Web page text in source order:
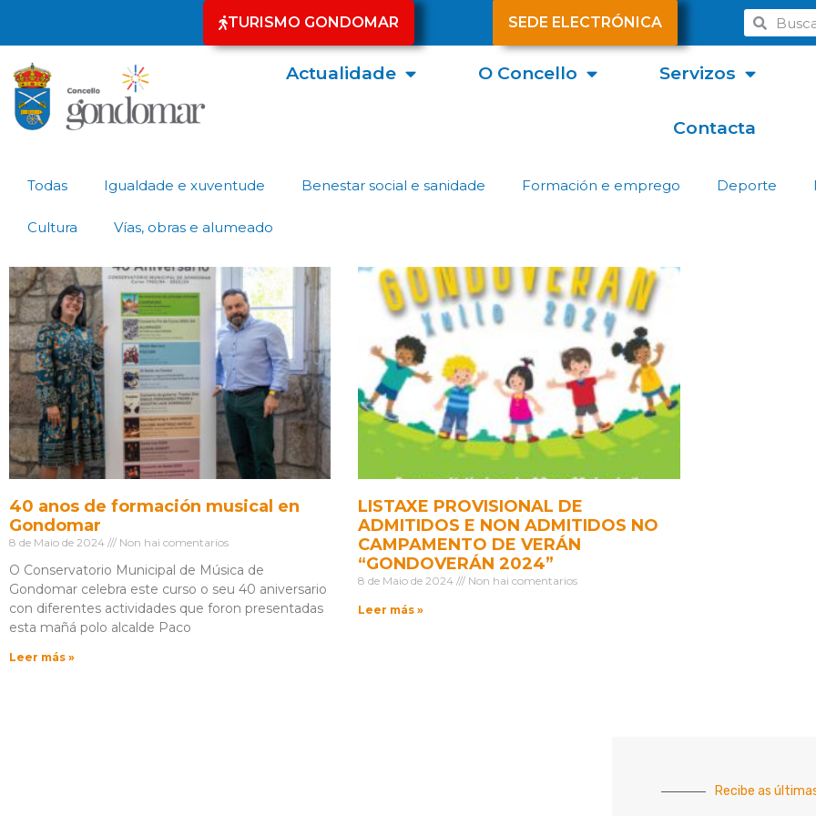
TURISMO GONDOMAR SEDE ELECTRÓNICA
Actualidade O Concello Servizos
Contacta
Todas Igualdade e xuventude Benestar social e sanidade Formación e emprego Deporte
Cultura Vías, obras e alumeado
40 anos de formación musical en
Gondomar
8 de Maio de 2024 Non hai comentarios
O Conservatorio Municipal de Música de
Gondomar celebra este curso o seu 40 aniversario
con diferentes actividades que foron presentadas
esta mañá polo alcalde Paco
Leer más »
LISTAXE PROVISIONAL DE
ADMITIDOS E NON ADMITIDOS NO
CAMPAMENTO DE VERÁN
“GONDOVERÁN 2024”
8 de Maio de 2024 Non hai comentarios
Leer más »
Recibe as